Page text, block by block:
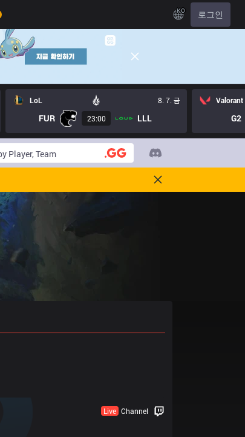
KO 로그인
LoL 8. 7. 금
FUR 23:00 LLL
Valorant
G2
Live Channel